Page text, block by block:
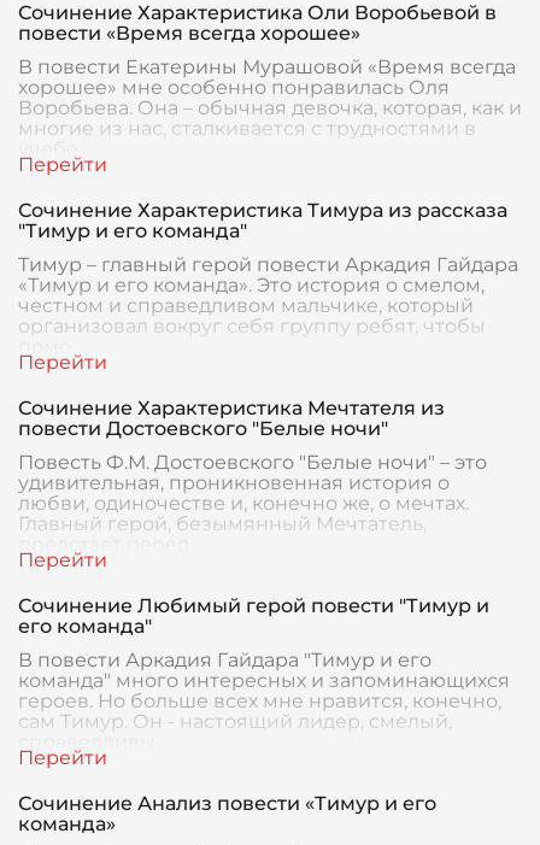
Сочинение Характеристика Оли Воробьевой в
повести «Время всегда хорошее»
В повести Екатерины Мурашовой «Время всегда
хорошее» мне особенно понравилась Оля
Воробьева. Она – обычная девочка, которая, как и
многие из нас, сталкивается с трудностями в
учебе
Сочинение Характеристика Тимура из рассказа
"Тимур и его команда"
Тимур – главный герой повести Аркадия Гайдара
«Тимур и его команда». Это история о смелом,
честном и справедливом мальчике, который
организовал вокруг себя группу ребят, чтобы
Сочинение Характеристика Мечтателя из
повести Достоевского "Белые ночи"
Повесть Ф.М. Достоевского "Белые ночи" – это
удивительная, проникновенная история о
любви, одиночестве и, конечно же, о мечтах.
Главный герой, безымянный Мечтатель,
Сочинение Любимый герой повести "Тимур и
его команда"
В повести Аркадия Гайдара "Тимур и его
команда" много интересных и запоминающихся
героев. Но больше всех мне нравится, конечно,
сам Тимур. Он - настоящий лидер, смелый,
Сочинение Анализ повести «Тимур и его
команда»